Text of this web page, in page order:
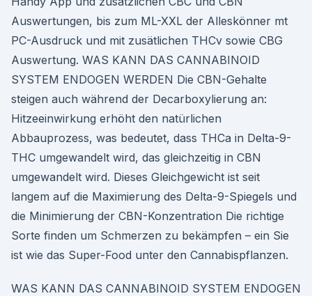
Auswertungen, bis zum ML-XXL der Alleskönner mt
PC-Ausdruck und mit zusätlichen THCv sowie CBG
Auswertung. WAS KANN DAS CANNABINOID
SYSTEM ENDOGEN WERDEN Die CBN-Gehalte
steigen auch während der Decarboxylierung an:
Hitzeeinwirkung erhöht den natürlichen
Abbauprozess, was bedeutet, dass THCa in Delta-9-
THC umgewandelt wird, das gleichzeitig in CBN
umgewandelt wird. Dieses Gleichgewicht ist seit
langem auf die Maximierung des Delta-9-Spiegels und
die Minimierung der CBN-Konzentration Die richtige
Sorte finden um Schmerzen zu bekämpfen – ein Sie
ist wie das Super-Food unter den Cannabispflanzen.
WAS KANN DAS CANNABINOID SYSTEM ENDOGEN